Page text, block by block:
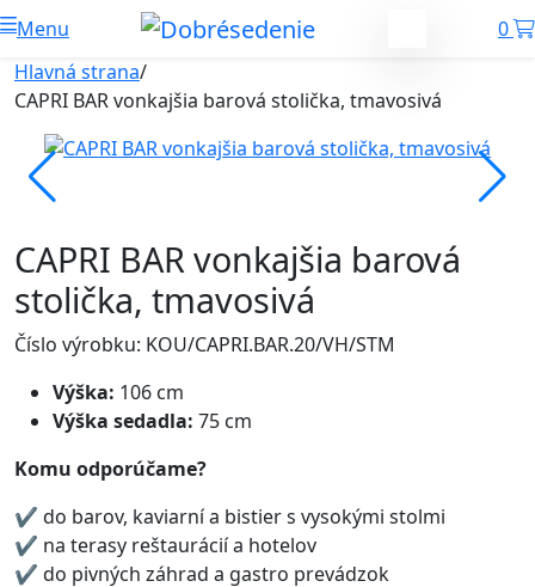
Menu
0
Hlavná strana/
CAPRI BAR vonkajšia barová stolička, tmavosivá
CAPRI BAR vonkajšia barová
stolička, tmavosivá
Číslo výrobku: KOU/CAPRI.BAR.20/VH/STM
Výška: 106 cm
Výška sedadla: 75 cm
Komu odporúčame?
✔ do barov, kaviarní a bistier s vysokými stolmi
✔ na terasy reštaurácií a hotelov
✔ do pivných záhrad a gastro prevádzok